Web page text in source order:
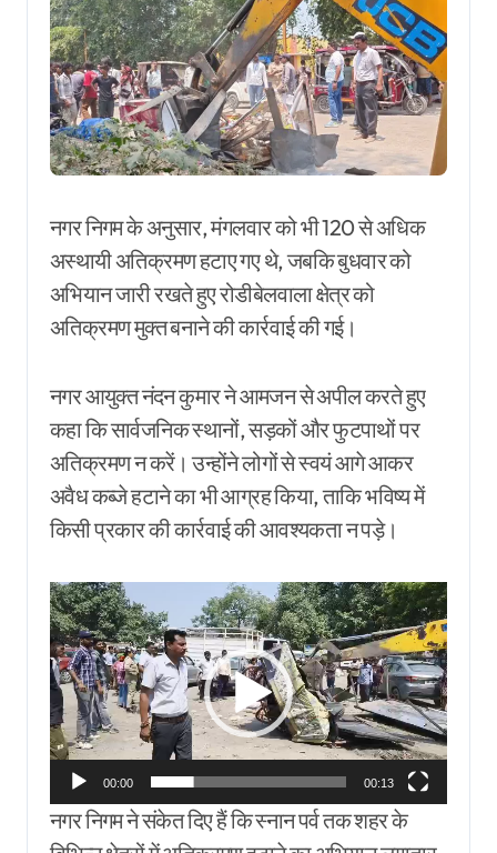
नगर निगम के अनुसार, मंगलवार को भी 120 से अधिक
अस्थायी अतिक्रमण हटाए गए थे, जबकि बुधवार को
अभियान जारी रखते हुए रोडीबेलवाला क्षेत्र को
अतिक्रमण मुक्त बनाने की कार्रवाई की गई।
नगर आयुक्त नंदन कुमार ने आमजन से अपील करते हुए
कहा कि सार्वजनिक स्थानों, सड़कों और फुटपाथों पर
अतिक्रमण न करें। उन्होंने लोगों से स्वयं आगे आकर
अवैध कब्जे हटाने का भी आग्रह किया, ताकि भविष्य में
किसी प्रकार की कार्रवाई की आवश्यकता न पड़े।
Video
Player
00:00 00:13
नगर निगम ने संकेत दिए हैं कि स्नान पर्व तक शहर के